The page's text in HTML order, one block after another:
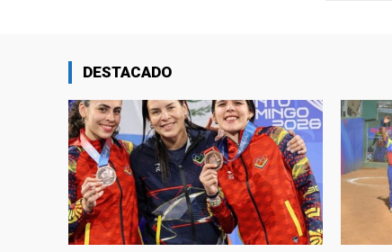
DESTACADO